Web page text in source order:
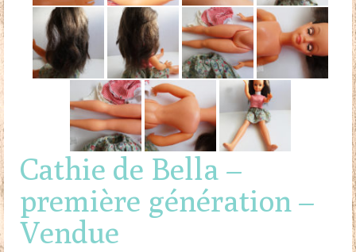
Cathie de Bella –
première génération –
Vendue